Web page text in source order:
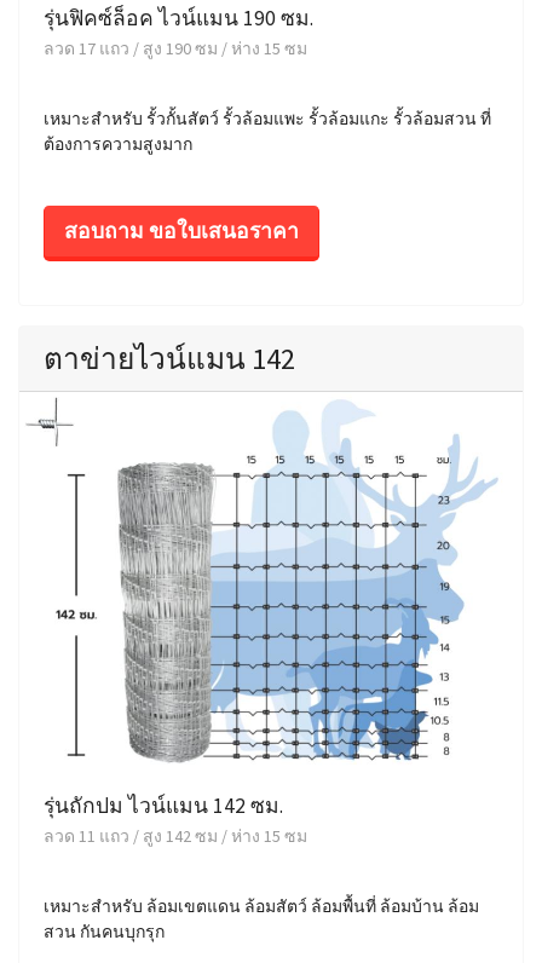
รุ่นฟิคซ์ล็อค ไวน์แมน 190 ซม.
ลวด 17 แถว / สูง 190 ซม / ห่าง 15 ซม
เหมาะสำหรับ รั้วกั้นสัตว์ รั้วล้อมแพะ รั้วล้อมแกะ รั้วล้อมสวน ที่
ต้องการความสูงมาก
สอบถาม ขอใบเสนอราคา
ตาข่ายไวน์แมน 142
รุ่นถักปม ไวน์แมน 142 ซม.
ลวด 11 แถว / สูง 142 ซม / ห่าง 15 ซม
เหมาะสำหรับ ล้อมเขตแดน ล้อมสัตว์ ล้อมพื้นที่ ล้อมบ้าน ล้อม
สวน กันคนบุกรุก